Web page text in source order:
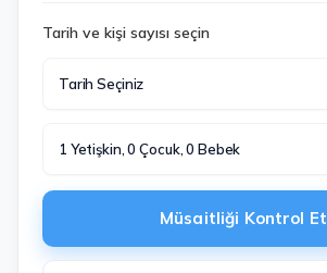
Tarih ve kişi sayısı seçin
Tarih Seçiniz
1 Yetişkin, 0 Çocuk, 0 Bebek
Müsaitliği Kontrol Et